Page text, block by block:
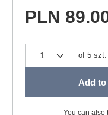
PLN
of 5 szt.
Add
You can also